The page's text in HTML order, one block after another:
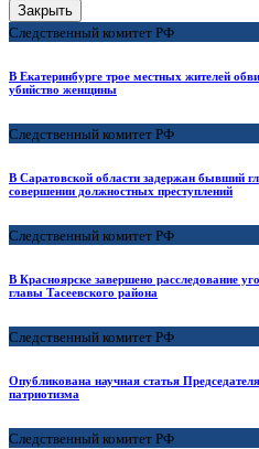
Закрыть
Следственный комитет РФ
В Екатеринбурге трое местных жителей
убийство женщины
Следственный комитет РФ
В Саратовской области задержан бывший
совершении должностных преступлений
Следственный комитет РФ
В Красноярске завершено расследование
главы Тасеевского района
Следственный комитет РФ
Опубликована научная статья
патриотизма
Следственный комитет РФ